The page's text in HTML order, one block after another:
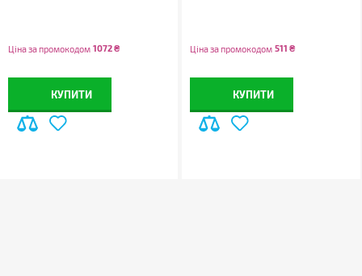
Ціна за промокодом 1072₴
КУПИТИ
Ціна за промокодом 511 ₴
КУПИТИ